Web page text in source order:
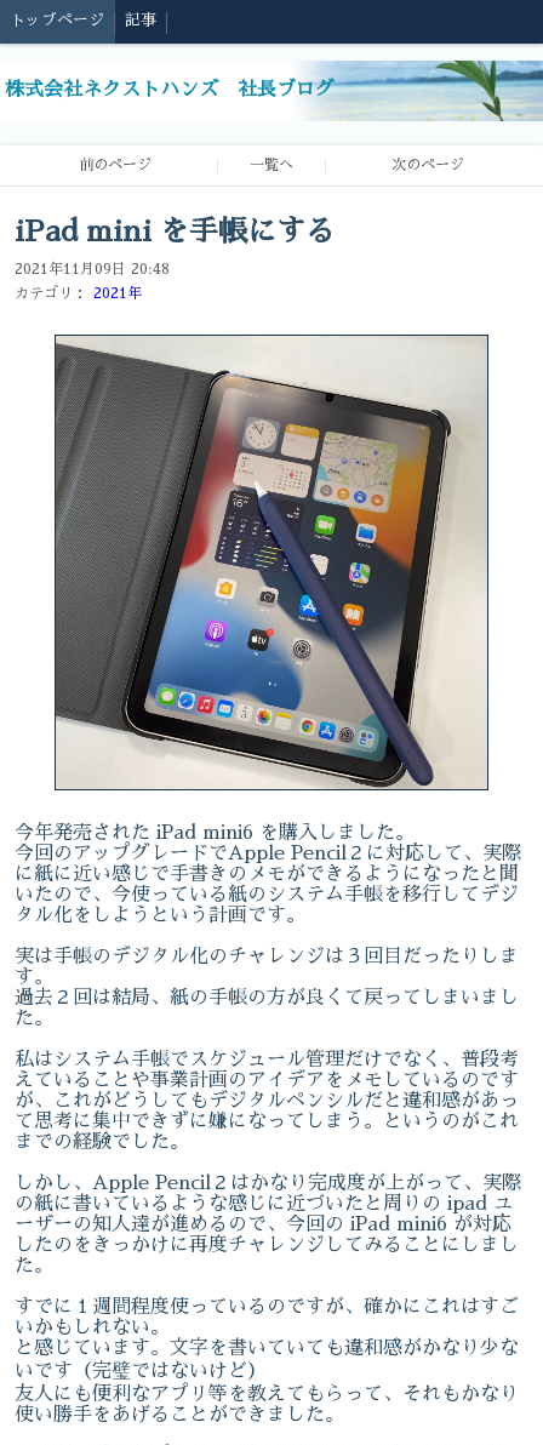
トップページ 記事
株式会社ネクストハンズ 社長ブログ
前のページ 一覧へ 次のページ
iPad mini を手帳にする
2021年11月09日 20:48
カテゴリ：
2021年
今年発売された iPad mini6 を購入しました。
今回のアップグレードでApple Pencil２に対応して、実際
に紙に近い感じで手書きのメモができるようになったと聞
いたので、今使っている紙のシステム手帳を移行してデジ
タル化をしようという計画です。
実は手帳のデジタル化のチャレンジは３回目だったりしま
す。
過去２回は結局、紙の手帳の方が良くて戻ってしまいまし
た。
私はシステム手帳でスケジュール管理だけでなく、普段考
えていることや事業計画のアイデアをメモしているのです
が、これがどうしてもデジタルペンシルだと違和感があっ
て思考に集中できずに嫌になってしまう。というのがこれ
までの経験でした。
しかし、Apple Pencil２はかなり完成度が上がって、実際
の紙に書いているような感じに近づいたと周りの ipad ユ
ーザーの知人達が進めるので、今回の iPad mini6 が対応
したのをきっかけに再度チャレンジしてみることにしまし
た。
すでに１週間程度使っているのですが、確かにこれはすご
いかもしれない。
と感じています。文字を書いていても違和感がかなり少な
いです（完璧ではないけど）
友人にも便利なアプリ等を教えてもらって、それもかなり
使い勝手をあげることができました。